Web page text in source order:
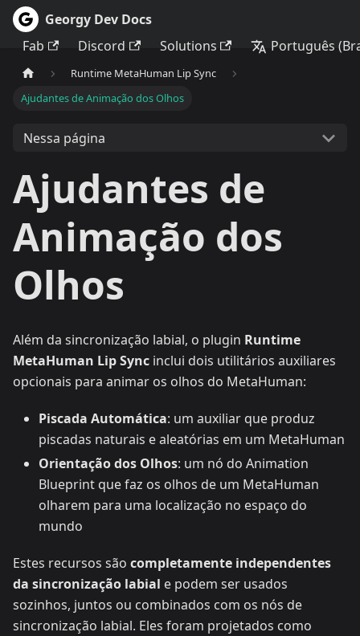
Georgy Dev Docs
Fab
Discord Solutions Português
Runtime MetaHuman Lip Sync
Ajudantes de Animação dos Olhos
Nessa página
Ajudantes de
Animação dos
Olhos
Além da sincronização labial, o plugin Runtime
MetaHuman Lip Sync inclui dois utilitários auxiliares
opcionais para animar os olhos do MetaHuman:
Piscada Automática: um auxiliar que produz
piscadas naturais e aleatórias em um MetaHuman
Orientação dos Olhos: um nó do Animation
Blueprint que faz os olhos de um MetaHuman
olharem para uma localização no espaço do
mundo
Estes recursos são completamente independentes
da sincronização labial e podem ser usados
sozinhos, juntos ou combinados com os nós de
sincronização labial. Eles foram projetados como